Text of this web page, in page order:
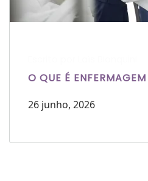
O QUE É
26 junho, 2026